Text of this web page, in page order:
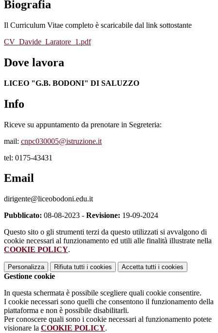
Biografia
Il Curriculum Vitae completo è scaricabile dal link sottostante
CV_Davide_Laratore_1.pdf
Dove lavora
LICEO "G.B. BODONI" DI SALUZZO
Info
Riceve su appuntamento da prenotare in Segreteria:
mail: cnpc030005@istruzione.it
tel: 0175-43431
Email
dirigente@liceobodoni.edu.it
Pubblicato: 08-08-2023 - Revisione: 19-09-2024
Questo sito o gli strumenti terzi da questo utilizzati si avvalgono di
cookie necessari al funzionamento ed utili alle finalità illustrate nella
COOKIE POLICY.
Personalizza Rifiuta tutti i cookies Accetta tutti i cookies
Gestione cookie
In questa schermata è possibile scegliere quali cookie consentire.
I cookie necessari sono quelli che consentono il funzionamento della
piattaforma e non è possibile disabilitarli.
Per conoscere quali sono i cookie necessari al funzionamento potete
visionare la COOKIE POLICY.